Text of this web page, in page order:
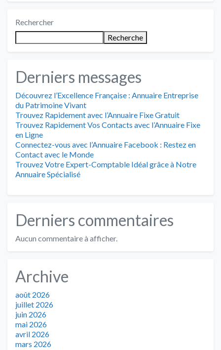
Rechercher
Recherche
Derniers messages
Découvrez l’Excellence Française : Annuaire Entreprise
du Patrimoine Vivant
Trouvez Rapidement avec l’Annuaire Fixe Gratuit
Trouvez Rapidement Vos Contacts avec l’Annuaire Fixe
en Ligne
Connectez-vous avec l’Annuaire Facebook : Restez en
Contact avec le Monde
Trouvez Votre Expert-Comptable Idéal grâce à Notre
Annuaire Spécialisé
Derniers commentaires
Aucun commentaire à afficher.
Archive
août 2026
juillet 2026
juin 2026
mai 2026
avril 2026
mars 2026